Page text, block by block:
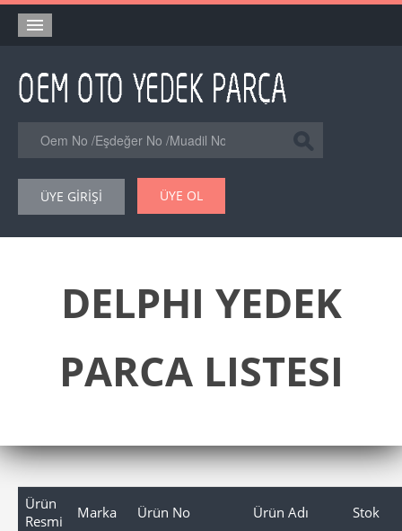
Orjinal Yedek Parça
Eşdeğer Muadil Yedek Parça
Şase Numarası VIN Yedekparça Sorgulama
Hakkımızda
ÜYE GİRİŞİ ÜYE OL
DELPHI YEDEK
PARCA LISTESI
Ürün
Resmi
Marka Ürün No Ürün Adı Stok